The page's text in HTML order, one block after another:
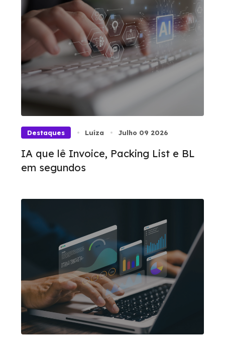
Destaques Luíza Julho 09 2026
IA que lê Invoice, Packing List e BL
em segundos